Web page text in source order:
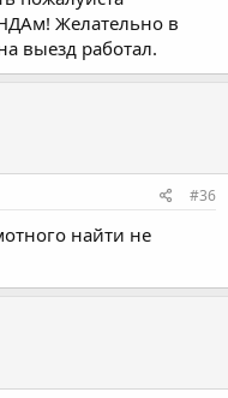
Желательно в
выезд работал.
#36
найти не